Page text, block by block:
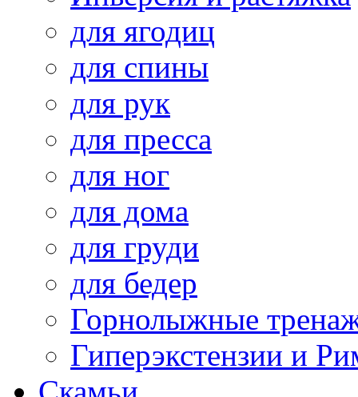
для ягодиц
для спины
для рук
для пресса
для ног
для дома
для груди
для бедер
Горнолыжные
Гиперэкстензии и